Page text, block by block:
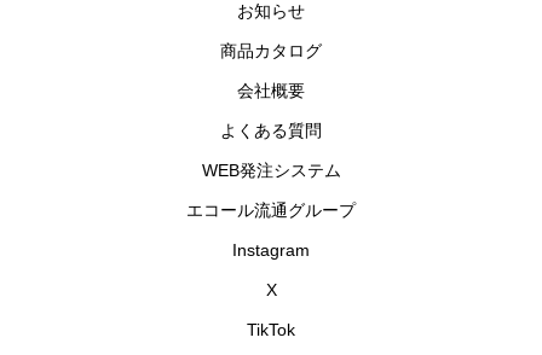
お知らせ
商品カタログ
会社概要
よくある質問
WEB発注システム
エコール流通グループ
Instagram
X
TikTok